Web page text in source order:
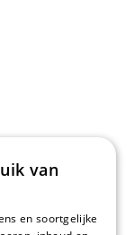
van
en soortgelijke